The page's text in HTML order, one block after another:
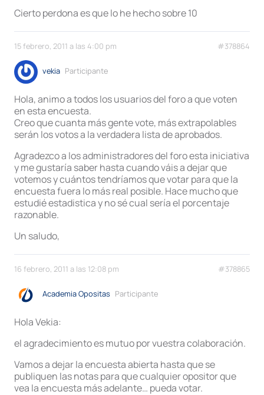
Cierto perdona es que lo he hecho sobre 10
15 febrero, 2011 a las 4:00 pm #378864
vekia Participante
Hola, animo a todos los usuarios del foro a que voten
en esta encuesta.
Creo que cuanta más gente vote, más extrapolables
serán los votos a la verdadera lista de aprobados.
Agradezco a los administradores del foro esta iniciativa
y me gustaría saber hasta cuando váis a dejar que
votemos y cuántos tendríamos que votar para que la
encuesta fuera lo más real posible. Hace mucho que
estudié estadistica y no sé cual sería el porcentaje
razonable.
Un saludo,
16 febrero, 2011 a las 12:08 pm #378865
Academia Opositas Participante
Hola Vekia:
el agradecimiento es mutuo por vuestra colaboración.
Vamos a dejar la encuesta abierta hasta que se
publiquen las notas para que cualquier opositor que
vea la encuesta más adelante… pueda votar.